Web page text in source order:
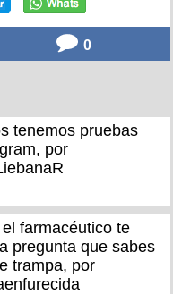
0
tenemos pruebas
por
farmacéutico te
pregunta que sabes
trampa, por